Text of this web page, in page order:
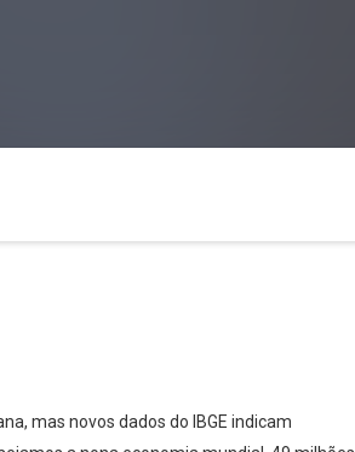
mas novos dados do IBGE indicam